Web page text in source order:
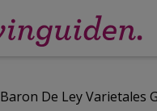
Baron De Ley Varietales